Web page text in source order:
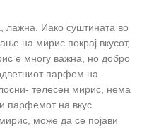
лажна. Иако суштината во
на мирис покрај вкусот,
е многу важна, но добро
парфем на
телесен мирис, нема
парфемот на вкус
може да се појави